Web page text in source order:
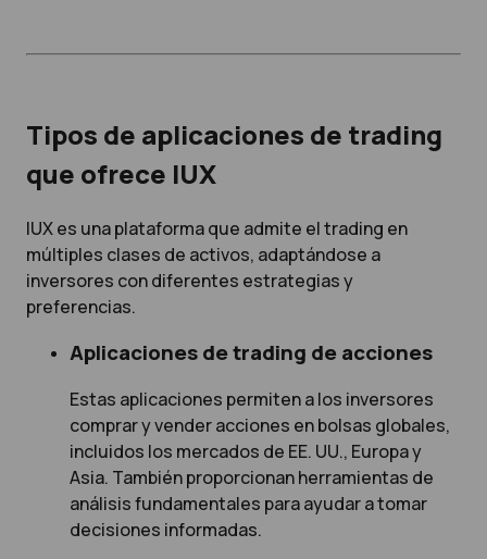
Tipos de aplicaciones de trading
que ofrece IUX
IUX es una plataforma que admite el trading en
múltiples clases de activos, adaptándose a
inversores con diferentes estrategias y
preferencias.
Aplicaciones de trading de acciones
Estas aplicaciones permiten a los inversores
comprar y vender acciones en bolsas globales,
incluidos los mercados de EE. UU., Europa y
Asia. También proporcionan herramientas de
análisis fundamentales para ayudar a tomar
decisiones informadas.